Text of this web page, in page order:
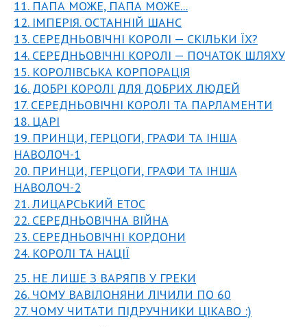
11. ПАПА МОЖЕ, ПАПА МОЖЕ...
12. ІМПЕРІЯ. ОСТАННІЙ ШАНС
13. СЕРЕДНЬОВІЧНІ КОРОЛІ — СКІЛЬКИ ЇХ?
14. СЕРЕДНЬОВІЧНІ КОРОЛІ — ПОЧАТОК ШЛЯХУ
15. КОРОЛІВСЬКА КОРПОРАЦІЯ
16. ДОБРІ КОРОЛІ ДЛЯ ДОБРИХ ЛЮДЕЙ
17. СЕРЕДНЬОВІЧНІ КОРОЛІ ТА ПАРЛАМЕНТИ
18. ЦАРІ
19. ПРИНЦИ, ГЕРЦОГИ, ГРАФИ ТА ІНША
НАВОЛОЧ-1
20. ПРИНЦИ, ГЕРЦОГИ, ГРАФИ ТА ІНША
НАВОЛОЧ-2
21. ЛИЦАРСЬКИЙ ЕТОС
22. СЕРЕДНЬОВІЧНА ВІЙНА
23. СЕРЕДНЬОВІЧНІ КОРДОНИ
24. КОРОЛІ ТА НАЦІЇ
25. НЕ ЛИШЕ З ВАРЯГІВ У ГРЕКИ
26. ЧОМУ ВАВІЛОНЯНИ ЛІЧИЛИ ПО 60
27. ЧОМУ ЧИТАТИ ПІДРУЧНИКИ ЦІКАВО :)